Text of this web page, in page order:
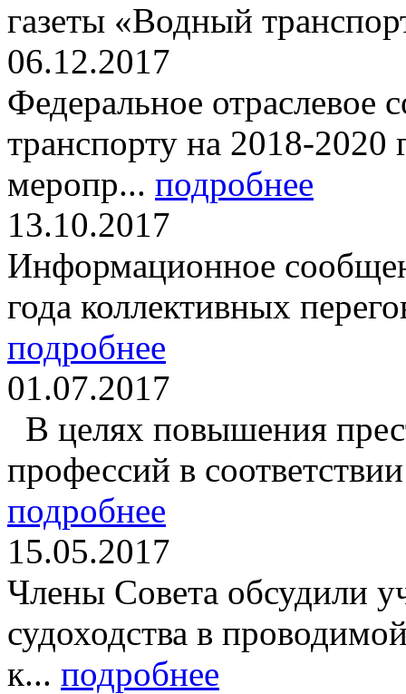
газеты «Водный
06.12.2017
Федеральное отраслевое
транспорту на 2018-2020
меропр... подробнее
13.10.2017
Информационное
года коллективных
подробнее
01.07.2017
В целях повышения
профессий в
подробнее
15.05.2017
Члены Совета обсудили
судоходства в
к... подробнее